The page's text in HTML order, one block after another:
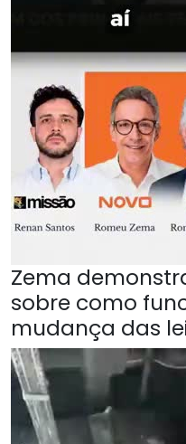
Zema
sobre como
mudança das